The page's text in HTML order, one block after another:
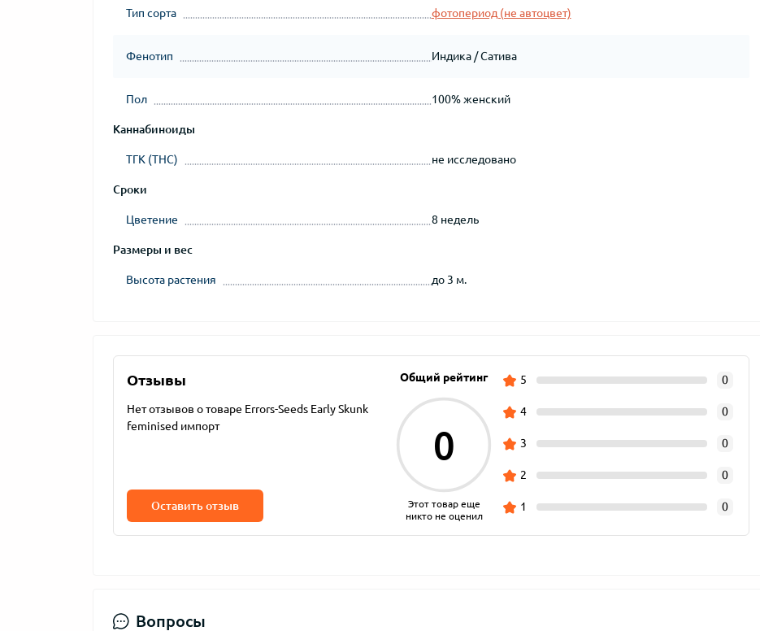
Тип сорта фотопериод (не автоцвет)
Фенотип Индика / Сатива
Пол 100% женский
Каннабиноиды
ТГК (THC) не исследовано
Сроки
Цветение 8 недель
Размеры и вес
Высота растения до 3 м.
Отзывы
Нет отзывов о товаре Errors-Seeds Early Skunk
feminised импорт
Оставить отзыв
Общий рейтинг
0
Этот товар еще
никто не оценил
5 0
4 0
3 0
2 0
1 0
Вопросы